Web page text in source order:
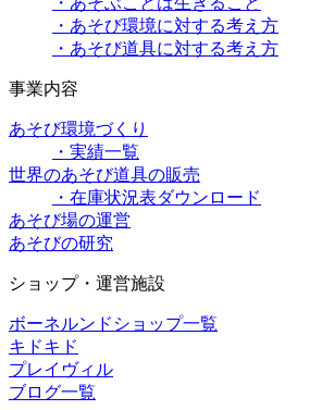
・あそび環境に対する考え方
・あそび道具に対する考え方
事業内容
あそび環境づくり
・実績一覧
世界のあそび道具の販売
・在庫状況表ダウンロード
あそび場の運営
あそびの研究
ショップ・運営施設
ボーネルンドショップ一覧
キドキド
プレイヴィル
ブログ一覧